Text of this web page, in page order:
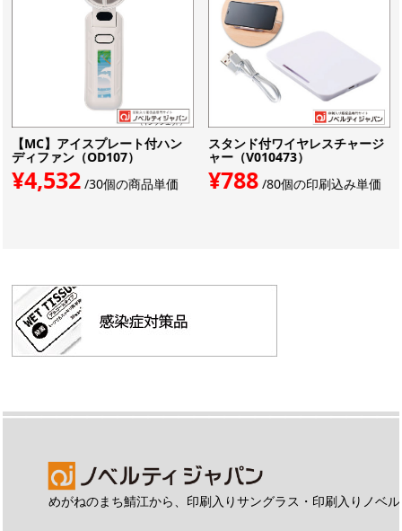
【MC】アイスプレート付ハン
ディファン（OD107）
¥4,532/30個の商品単価
スタンド付ワイヤレスチャージ
ャー（V010473）
¥788/80個の印刷込み単価
めがねのまち鯖江から、印刷入りサングラス・印刷入りノベ